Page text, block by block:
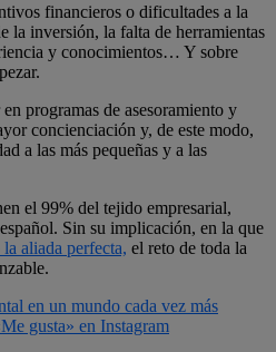
financieros o dificultades a la
la inversión, la falta de herramientas
y conocimientos… Y sobre
programas de asesoramiento y
concienciación y, de este modo,
a las más pequeñas y a las
el 99% del tejido empresarial,
Sin su implicación, en la que
aliada perfecta, el reto de toda la
en un mundo cada vez más
gusta» en Instagram